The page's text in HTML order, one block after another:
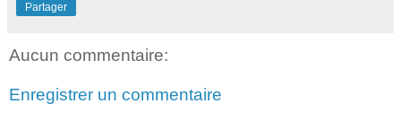
Partager
Aucun commentaire:
Enregistrer un commentaire